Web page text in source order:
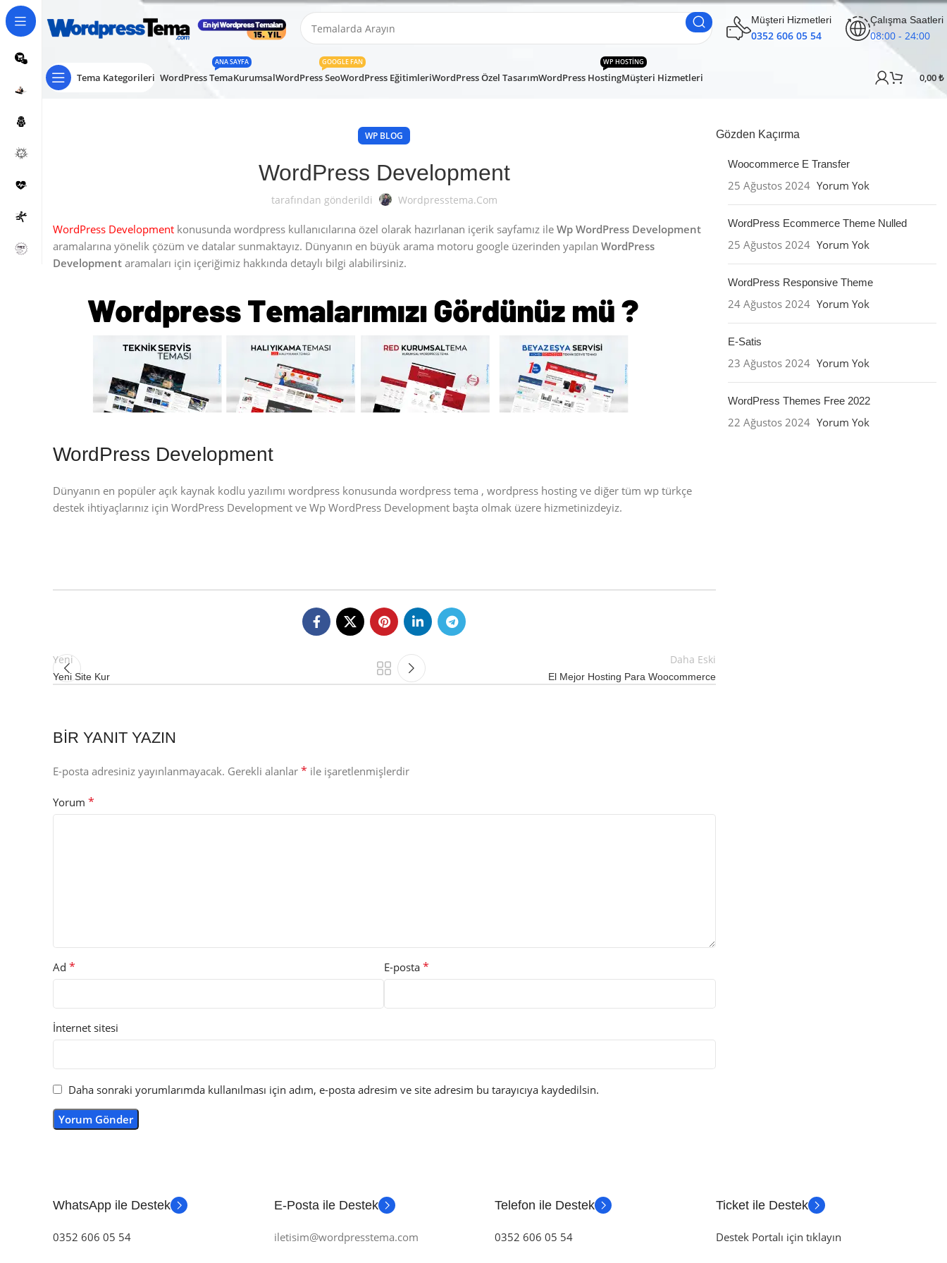
Müşteri Hizmetleri
0352 606 05 54
Çalışma Saatleri
08:00 - 24:00
Tema Kategorileri WordPress Tema
ANA SAYFA
KurumsalWordPress Seo
GOOGLE FAN
WordPress EğitimleriWordPress Özel TasarımWordPress Hosting
WP HOSTING
Müşteri Hizmetleri 0,00₺
WP BLOG
WordPress Development
tarafından gönderildi Wordpresstema.com
WordPress Development konusunda wordpress kullanıcılarına özel olarak hazırlanan içerik sayfamız ile Wp WordPress Development
aramalarına yönelik çözüm ve datalar sunmaktayız. Dünyanın en büyük arama motoru google üzerinden yapılan WordPress
Development aramaları için içeriğimiz hakkında detaylı bilgi alabilirsiniz.
WordPress Development
Dünyanın en popüler açık kaynak kodlu yazılımı wordpress konusunda wordpress tema , wordpress hosting ve diğer tüm wp türkçe
destek ihtiyaçlarınız için WordPress Development ve Wp WordPress Development başta olmak üzere hizmetinizdeyiz.
Yeni
Yeni Site Kur
Daha Eski
El Mejor Hosting Para Woocommerce
BIR YANIT YAZIN
E-posta adresiniz yayınlanmayacak. Gerekli alanlar * ile işaretlenmişlerdir
Yorum *
Ad * E-posta*
İnternet sitesi
Daha sonraki yorumlarımda kullanılması için adım, e-posta adresim ve site adresim bu tarayıcıya kaydedilsin.
Gözden Kaçırma
Woocommerce E Transfer
25 Ağustos 2024 Yorum Yok
WordPress Ecommerce Theme Nulled
25 Ağustos 2024 Yorum Yok
WordPress Responsive Theme
24 Ağustos 2024 Yorum Yok
E-Satis
23 Ağustos 2024 Yorum Yok
WordPress Themes Free 2022
22 Ağustos 2024 Yorum Yok
WhatsApp ile Destek
0352 606 05 54
E-Posta ile Destek
iletisim@wordpresstema.com
Telefon ile Destek
0352 606 05 54
Ticket ile Destek
Destek Portalı için tıklayın